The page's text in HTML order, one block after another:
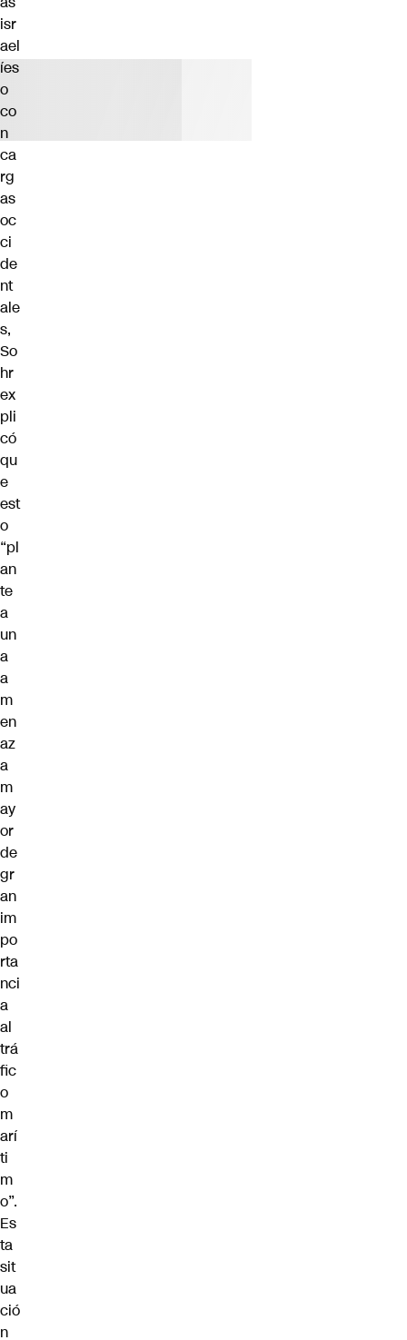
isr
ael
íes
o
co
n
ca
rg
as
oc
ci
de
nt
ale
s,
So
hr
ex
pli
có
qu
e
est
o
“pl
an
te
a
un
a
a
m
en
az
a
m
ay
or
de
gr
an
im
po
rta
nci
a
al
trá
fic
o
m
arí
ti
m
o”.
Es
ta
sit
ua
ció
n